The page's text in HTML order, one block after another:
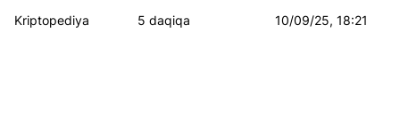
Kriptopediya 5 daqiqa 10/09/25, 18:21